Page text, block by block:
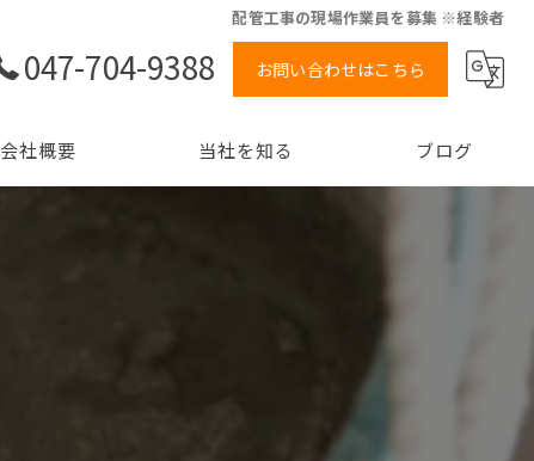
配管工事の現場作業員を募集 ※経験者
047-704-9388 お問い合わせはこちら
会社概要 当社を知る ブログ